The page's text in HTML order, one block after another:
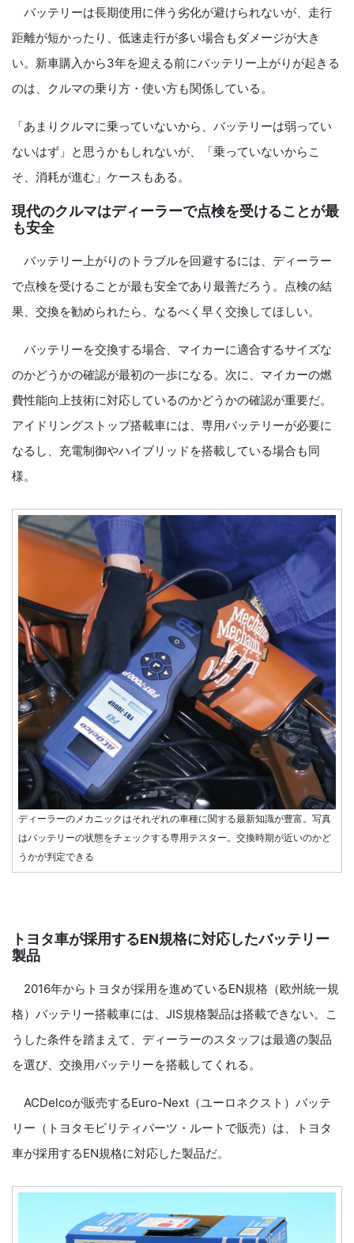
バッテリーは長期使用に伴う劣化が避けられないが、走行
距離が短かったり、低速走行が多い場合もダメージが大き
い。新車購入から3年を迎える前にバッテリー上がりが起きる
のは、クルマの乗り方・使い方も関係している。
「あまりクルマに乗っていないから、バッテリーは弱ってい
ないはず」と思うかもしれないが、「乗っていないからこ
そ、消耗が進む」ケースもある。
現代のクルマはディーラーで点検を受けることが最
も安全
バッテリー上がりのトラブルを回避するには、ディーラー
で点検を受けることが最も安全であり最善だろう。点検の結
果、交換を勧められたら、なるべく早く交換してほしい。
バッテリーを交換する場合、マイカーに適合するサイズな
のかどうかの確認が最初の一歩になる。次に、マイカーの燃
費性能向上技術に対応しているのかどうかの確認が重要だ。
アイドリングストップ搭載車には、専用バッテリーが必要に
なるし、充電制御やハイブリッドを搭載している場合も同
様。
ディーラーのメカニックはそれぞれの車種に関する最新知識が豊富。写真
はバッテリーの状態をチェックする専用テスター。交換時期が近いのかど
うかが判定できる
トヨタ車が採用するEN規格に対応したバッテリー
製品
2016年からトヨタが採用を進めているEN規格（欧州統一規
格）バッテリー搭載車には、JIS規格製品は搭載できない。こ
うした条件を踏まえて、ディーラーのスタッフは最適の製品
を選び、交換用バッテリーを搭載してくれる。
ACDelcoが販売するEuro-Next（ユーロネクスト）バッテ
リー（トヨタモビリティパーツ・ルートで販売）は、トヨタ
車が採用するEN規格に対応した製品だ。